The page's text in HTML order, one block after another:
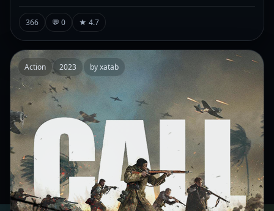
366 💬 0 ★ 4.7
Action 2023 by xatab